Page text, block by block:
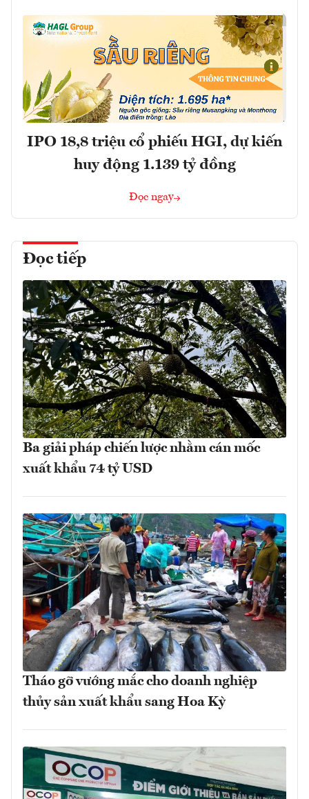
IPO 18,8 triệu cổ phiếu HGI, dự kiến
huy động 1.139 tỷ đồng
Đọc ngay
Đọc tiếp
Ba giải pháp chiến lược nhằm cán mốc
xuất khẩu 74 tỷ USD
Tháo gỡ vướng mắc cho doanh nghiệp
thủy sản xuất khẩu sang Hoa Kỳ